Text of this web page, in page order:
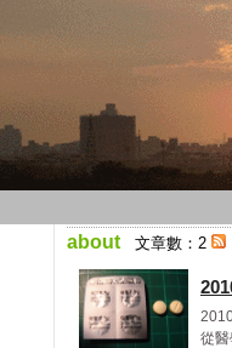
about 文章數：2
從